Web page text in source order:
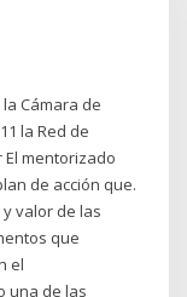
Cámara de
la Red de
mentorizado
de acción que.
valor de las
que
el
una de las